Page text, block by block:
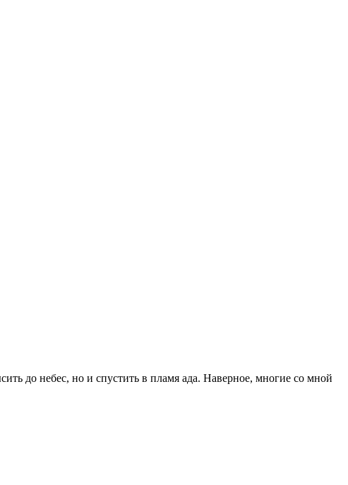
до небес, но и спустить в пламя ада. Наверное, многие со мной